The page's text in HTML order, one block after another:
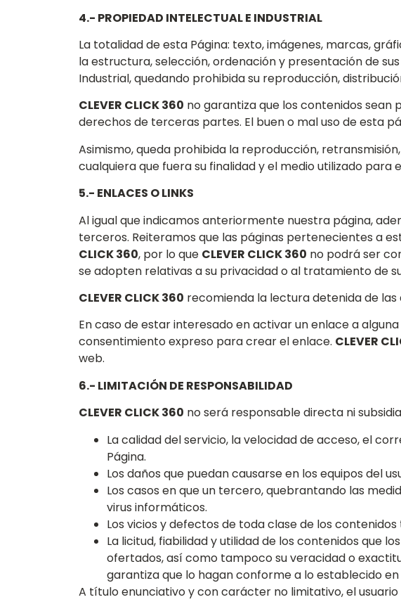
4.- PROPIEDAD INTELECTUAL E INDUSTRIAL
La totalidad de esta Página: texto, imágenes, marcas,
la estructura, selección, ordenación y presentación de
Industrial, quedando prohibida su reproducción,
CLEVER CLICK 360 no garantiza que los contenidos sean
derechos de terceras partes. El buen o mal uso de esta
Asimismo, queda prohibida la reproducción,
cualquiera que fuera su finalidad y el medio utilizado para
5.- ENLACES O LINKS
Al igual que indicamos anteriormente nuestra página,
terceros. Reiteramos que las páginas pertenecientes a
CLICK 360, por lo que CLEVER CLICK 360 no podrá ser
se adopten relativas a su privacidad o al tratamiento de
CLEVER CLICK 360 recomienda la lectura detenida de las
En caso de estar interesado en activar un enlace a
consentimiento expreso para crear el enlace. CLEVER
web.
6.- LIMITACIÓN DE RESPONSABILIDAD
CLEVER CLICK 360 no será responsable directa ni
La calidad del servicio, la velocidad de acceso, el
Página.
Los daños que puedan causarse en los equipos del
Los casos en que un tercero, quebrantando las
virus informáticos.
Los vicios y defectos de toda clase de los
La licitud, fiabilidad y utilidad de los contenidos que
ofertados, así como tampoco su veracidad o
garantiza que lo hagan conforme a lo establecido en
A título enunciativo y con carácter no limitativo, el